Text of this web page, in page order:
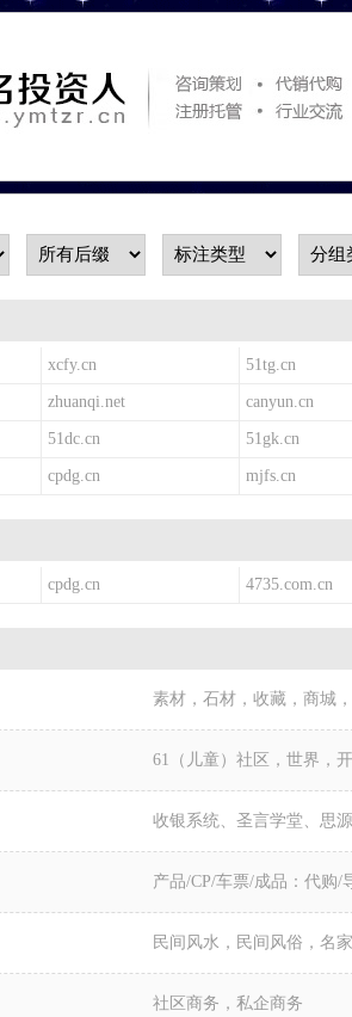
xcfy.cn 51tg.cn
zhuanqi.net canyun.cn
51dc.cn 51gk.cn
cpdg.cn mjfs.cn
cpdg.cn 4735.com.cn
素材，石材，收藏，商城
61（儿童）社区，世界，
收银系统、圣言学堂、思
产品/CP/车票/成品：代购/
民间风水，民间风俗，名
社区商务，私企商务